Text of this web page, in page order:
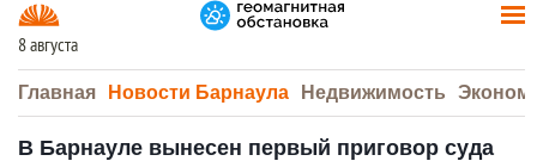
8 августа
Главная Новости Барнаула Недвижимость
В Барнауле вынесен первый приговор суда